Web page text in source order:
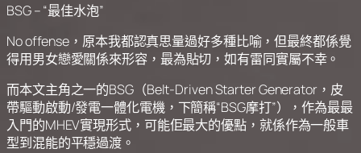
BSG – “最佳水泡”
No offense，原本我都認真思量過好多種比喻，但最終都係覺
得用男女戀愛關係來形容，最為貼切，如有雷同實屬不幸。
而本文主角之一的BSG（Belt-Driven Starter Generator，皮
帶驅動啟動/發電一體化電機，下簡稱“BSG摩打”），作為最最
入門的MHEV實現形式，可能佢最大的優點，就係作為一般車
型到混能的平穩過渡。